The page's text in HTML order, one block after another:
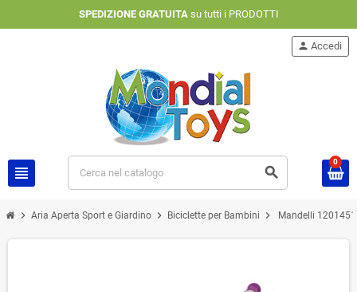
SPEDIZIONE GRATUITAsu tutti i PRODOTTI
view_headline search
person Accedi
0
chevron_right Aria Aperta Sport e Giardino chevron_right Biciclette per Bambini chevron_right Mandelli